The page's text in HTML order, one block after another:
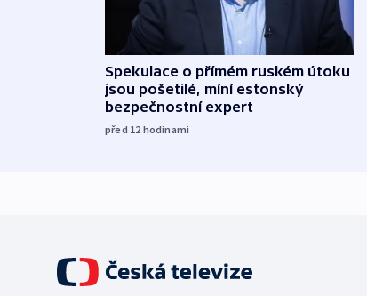
Spekulace o přímém ruském útoku
jsou pošetilé, míní estonský
bezpečnostní expert
před 12 hodinami